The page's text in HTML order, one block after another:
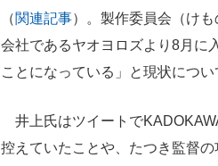
（関連記事）。製作委員会（け
会社であるヤオヨロズより8月に
ことになっている」と現状につ
井上氏はツイートで
控えていたことや、たつき監督